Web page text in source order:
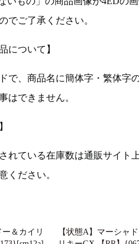
でご了承ください。
について】
で、商品名に簡体字・繁体字
はできません。
れている在庫数は通販サイト
ください。
ー＆カイリ
【状態A】マーシャ